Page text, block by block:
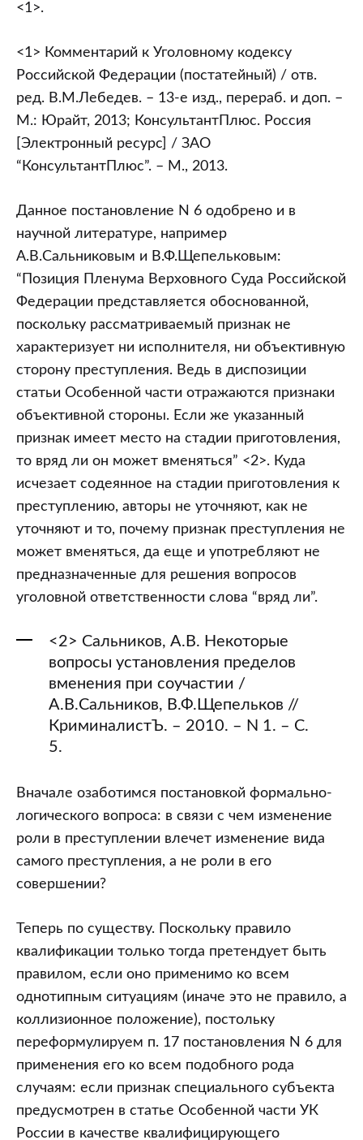
<1>.
<1> Комментарий к Уголовному кодексу
Российской Федерации (постатейный) / отв.
ред. В.М.Лебедев. – 13-е изд., перераб. и доп. –
М.: Юрайт, 2013; КонсультантПлюс. Россия
[Электронный ресурс] / ЗАО
“КонсультантПлюс”. – М., 2013.
Данное постановление N 6 одобрено и в
научной литературе, например
А.В.Сальниковым и В.Ф.Щепельковым:
“Позиция Пленума Верховного Суда Российской
Федерации представляется обоснованной,
поскольку рассматриваемый признак не
характеризует ни исполнителя, ни объективную
сторону преступления. Ведь в диспозиции
статьи Особенной части отражаются признаки
объективной стороны. Если же указанный
признак имеет место на стадии приготовления,
то вряд ли он может вменяться” <2>. Куда
исчезает содеянное на стадии приготовления к
преступлению, авторы не уточняют, как не
уточняют и то, почему признак преступления не
может вменяться, да еще и употребляют не
предназначенные для решения вопросов
уголовной ответственности слова “вряд ли”.
<2> Сальников, А.В. Некоторые
вопросы установления пределов
вменения при соучастии /
А.В.Сальников, В.Ф.Щепельков //
КриминалистЪ. – 2010. – N 1. – С.
5.
Вначале озаботимся постановкой формально-
логического вопроса: в связи с чем изменение
роли в преступлении влечет изменение вида
самого преступления, а не роли в его
совершении?
Теперь по существу. Поскольку правило
квалификации только тогда претендует быть
правилом, если оно применимо ко всем
однотипным ситуациям (иначе это не правило, а
коллизионное положение), постольку
переформулируем п. 17 постановления N 6 для
применения его ко всем подобного рода
случаям: если признак специального субъекта
предусмотрен в статье Особенной части УК
России в качестве квалифицирующего